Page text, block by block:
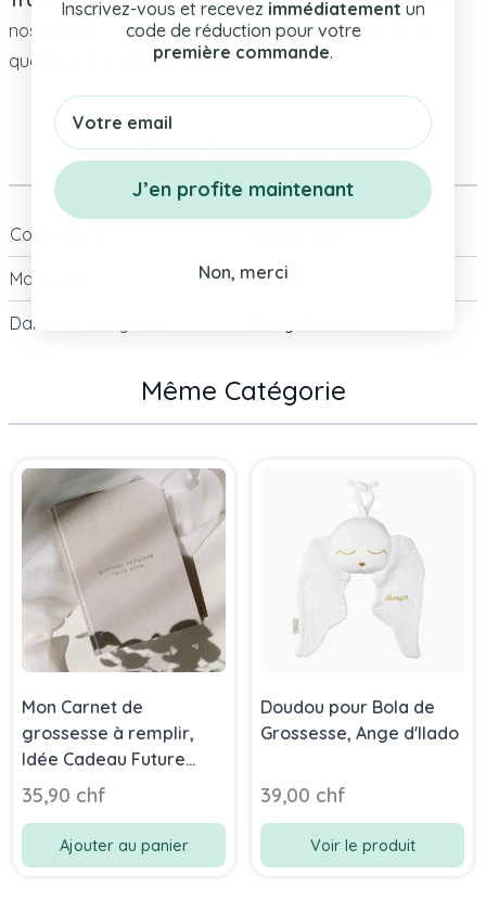
nos ateliers suisses, garantissant une précision et une
qualité artisanale supérieure.
Plus d’information
Code Article
Matériaux Argent
Dans les catégories
Même Catégorie
Mon Carnet de
grossesse à remplir,
Idée Cadeau Future
Maman, Aismée
35,90 chf
Ajouter au panier
Doudou pour Bola de
Grossesse, Ange d'Ilado
39,00 chf
Voir le produit
Inscrivez-vous et recevez immédiatement un
code de réduction pour votre
première commande.
Email
J’en profite maintenant
Non, merci